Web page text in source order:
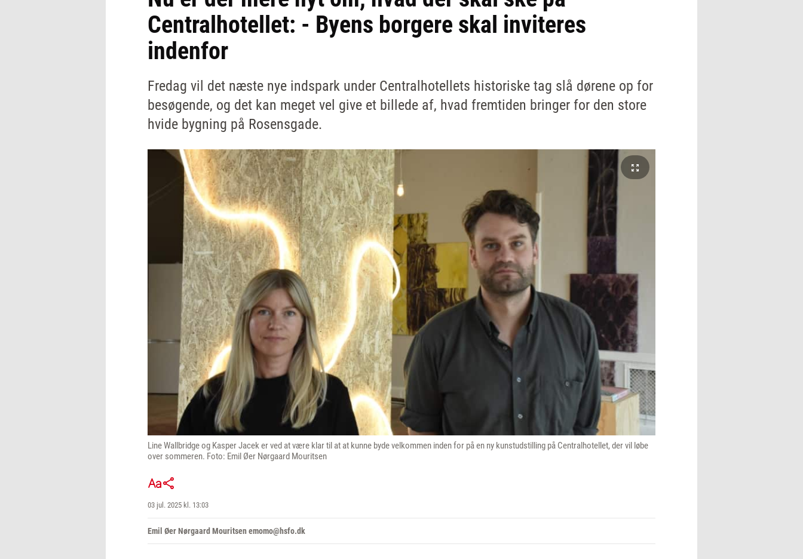
Centralhotellet: - Byens borgere skal inviteres
indenfor
Fredag vil det næste nye indspark under Centralhotellets historiske tag slå dørene op for
besøgende, og det kan meget vel give et billede af, hvad fremtiden bringer for den store
hvide bygning på Rosensgade.
Line Wallbridge og Kasper Jacek er ved at være klar til at at kunne byde velkommen inden for på en ny kunstudstilling på Centralhotellet, der vil løbe
over sommeren. Foto: Emil Øer Nørgaard Mouritsen
03 jul. 2025 kl. 13:03
Emil Øer Nørgaard Mouritsen emomo@hsfo.dk